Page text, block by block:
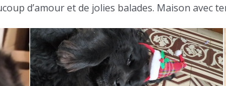
d’amour et de jolies balades. Maison avec